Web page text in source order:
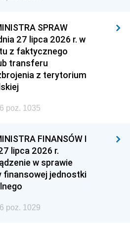
SPRAW
27 lipca 2026 r. w
z faktycznego
transferu
z terytorium
poz. 1035
FINANSÓW I
lipca 2026 r.
w sprawie
finansowej jednostki
poz. 1029